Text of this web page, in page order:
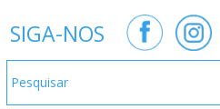
SIGA-NOS